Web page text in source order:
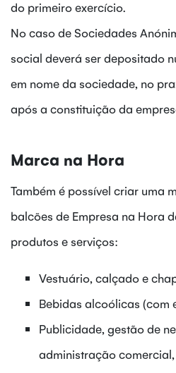
do primeiro exercício.
No caso de Sociedades
social deverá ser depositado
em nome da sociedade, no
após a constituição da
Marca na Hora
Também é possível criar uma
balcões de Empresa na Hora
produtos e serviços:
Vestuário, calçado e
Bebidas alcoólicas (com
Publicidade, gestão de
administração